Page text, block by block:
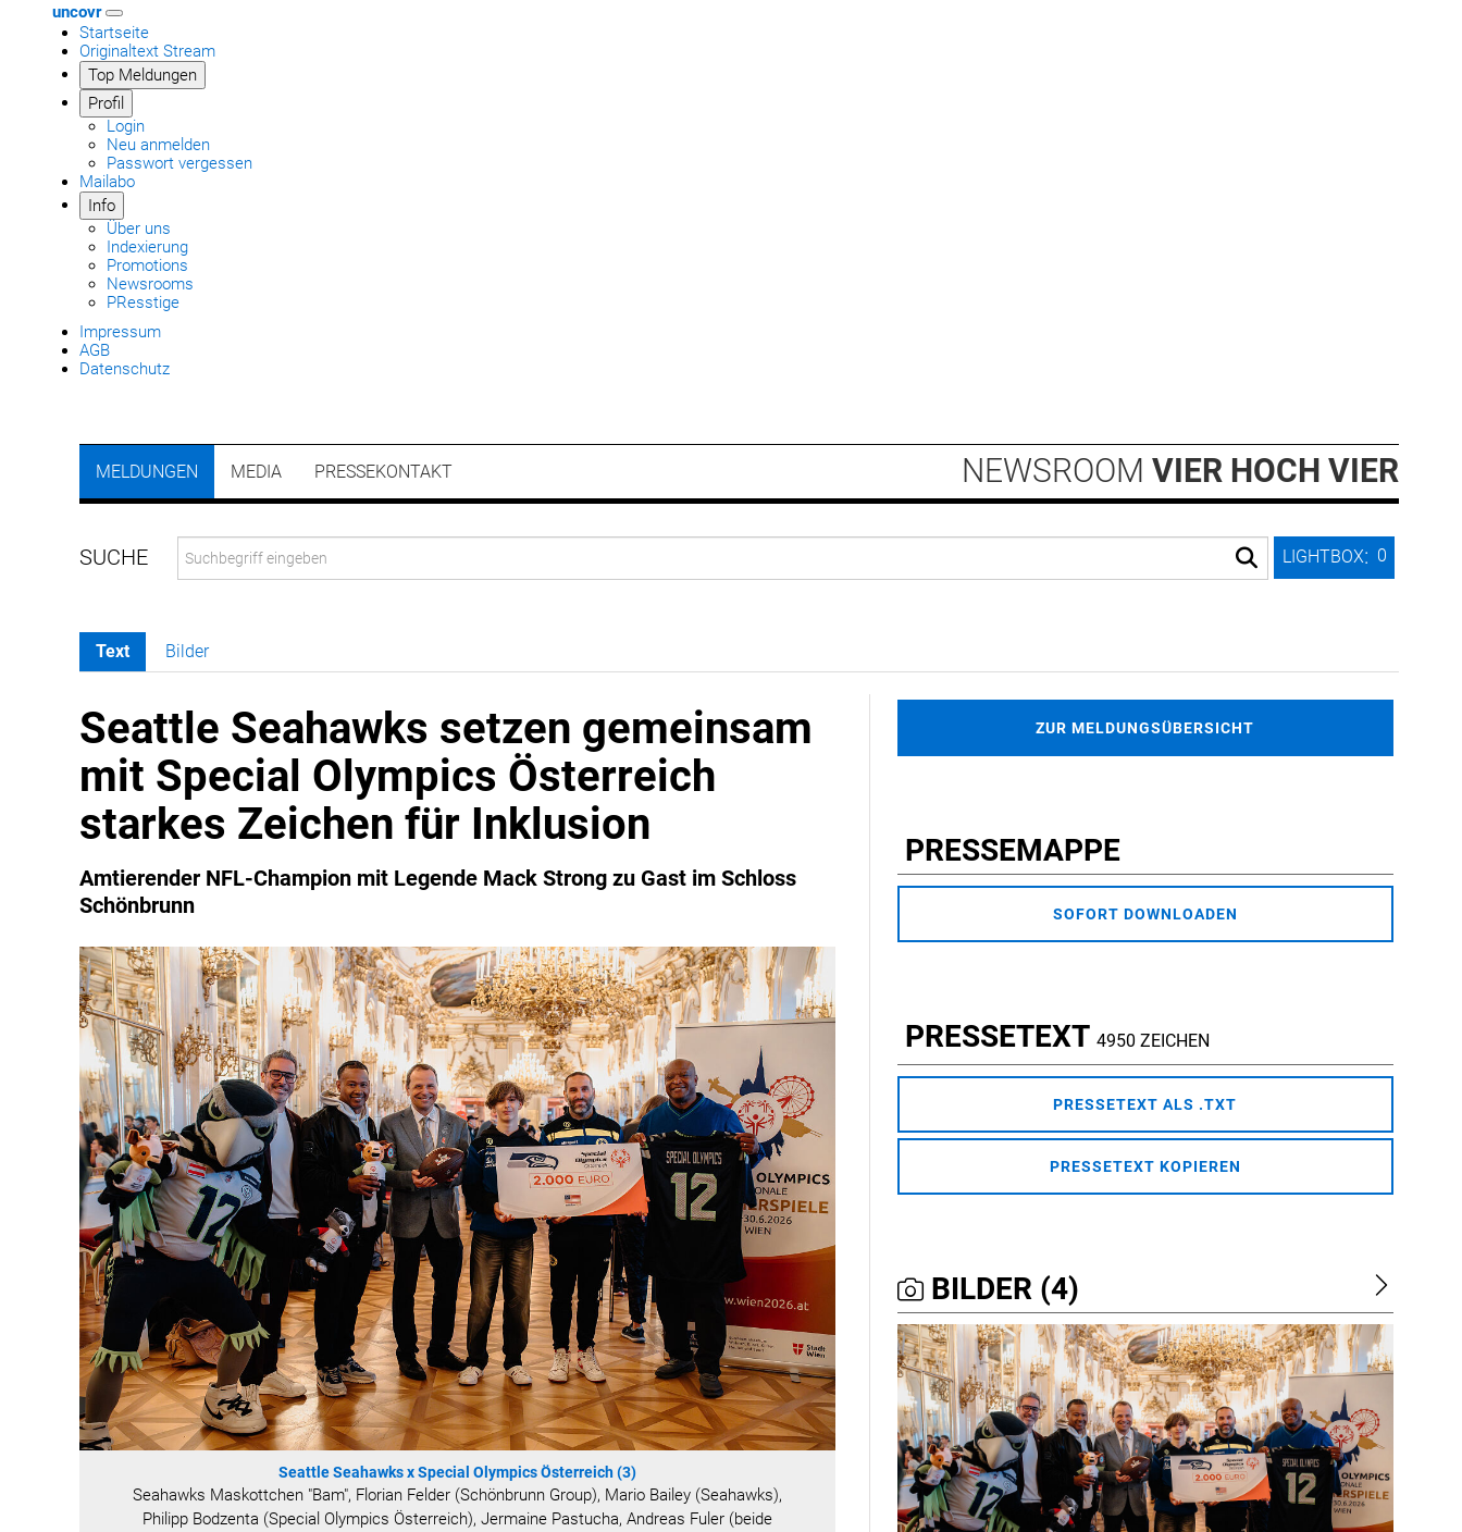
uncovr
Startseite
Originaltext Stream
Top Meldungen
Profil
Login
Neu anmelden
Passwort vergessen
Mailabo
Info
Über uns
Indexierung
Promotions
Newsrooms
PResstige
Impressum
AGB
Datenschutz
LIGHTBOX: 0
MELDUNGEN MEDIA PRESSEKONTAKT NEWSROOM VIER HOCH VIER
Text Bilder
Seattle Seahawks setzen gemeinsam
mit Special Olympics Österreich
starkes Zeichen für Inklusion
Amtierender NFL-Champion mit Legende Mack Strong zu Gast im Schloss
Schönbrunn
Seattle Seahawks x Special Olympics Österreich (3)
Seahawks Maskottchen "Bam", Florian Felder (Schönbrunn Group), Mario Bailey (Seahawks),
Philipp Bodzenta (Special Olympics Österreich), Jermaine Pastucha, Andreas Fuler (beide
ZUR MELDUNGSÜBERSICHT
PRESSEMAPPE
SOFORT DOWNLOADEN
PRESSETEXT 4950 ZEICHEN
PRESSETEXT ALS .TXT
PRESSETEXT KOPIEREN
BILDER (4)